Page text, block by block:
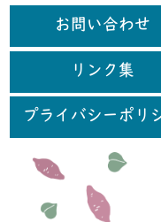
お問い合わせ
リンク集
プライバシーポリ